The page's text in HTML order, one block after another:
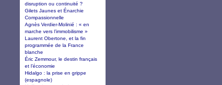
disruption ou continuité ?
Gilets Jaunes et Énarchie
Compassionnelle
Agnès Verdier-Molinié : « en
marche vers l’immobilisme »
Laurent Obertone, et la fin
programmée de la France
blanche
Éric Zemmour, le destin français
et l’économie
Hidalgo : la prise en grippe
(espagnole)